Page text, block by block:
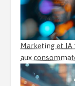
Marketing et IA
aux